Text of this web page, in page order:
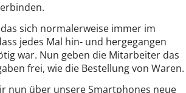
sich normalerweise immer im
jedes Mal hin- und hergegangen
war. Nun geben die Mitarbeiter das
frei, wie die Bestellung von Waren.
nun über unsere Smartphones neue